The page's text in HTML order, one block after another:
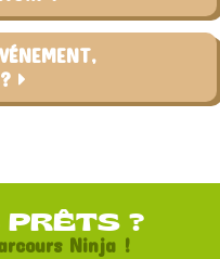
?
?
Ninja !